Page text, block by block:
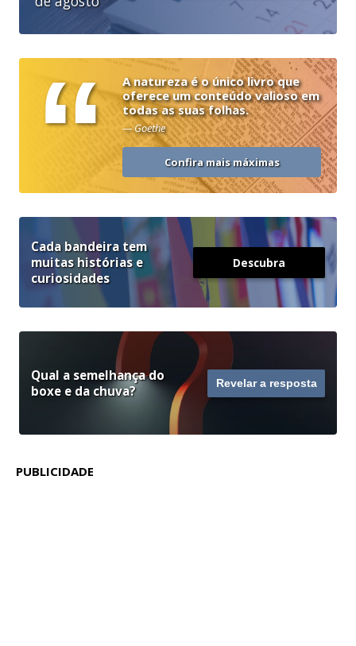
“
A natureza é o único livro que
oferece um conteúdo valioso em
todas as suas folhas.
— Goethe
Confira mais máximas
Cada bandeira tem
muitas histórias e
curiosidades
Descubra
Qual a semelhança do
boxe e da chuva?
Revelar a resposta
PUBLICIDADE